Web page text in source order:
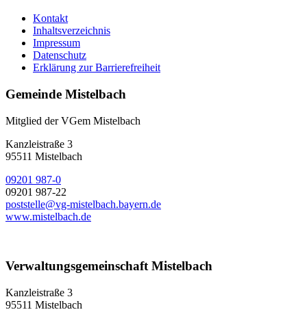
Kontakt
Inhaltsverzeichnis
Impressum
Datenschutz
Erklärung zur Barrierefreiheit
Gemeinde Mistelbach
Mitglied der VGem Mistelbach
Kanzleistraße 3
95511 Mistelbach
09201 987-0
09201 987-22
poststelle@vg-mistelbach.bayern.de
www.mistelbach.de
Verwaltungsgemeinschaft Mistelbach
Kanzleistraße 3
95511 Mistelbach